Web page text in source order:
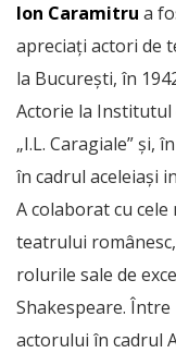
Ion Caramitru a
apreciați actori de
la București, în
Actorie la Institutul
„I.L. Caragiale” și,
în cadrul aceleiași
A colaborat cu
teatrului
rolurile sale de
Shakespeare.
actorului în cadrul